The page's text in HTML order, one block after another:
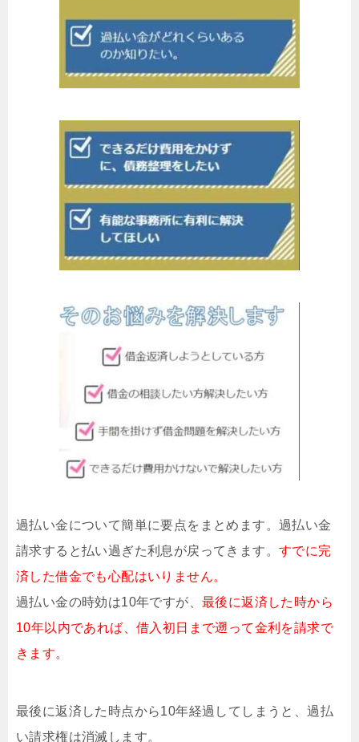
過払い金について簡単に要点をまとめます。過払い金
請求すると払い過ぎた利息が戻ってきます。 すでに完
済した借金でも心配はいりません。
過払い金の時効は10年ですが、 最後に返済した時から
10年以内であれば、借入初日まで遡って金利を請求で
きます。
最後に返済した時点から10年経過してしまうと、過払
い請求権は消滅します。